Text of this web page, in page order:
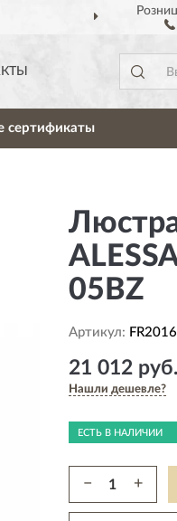
ПО ВСЕЙ РОССИИ
сертификаты
05BZ
Артикул:
21 012 руб.
Нашли дешевле?
ЕСТЬ В НАЛИЧИИ
− +